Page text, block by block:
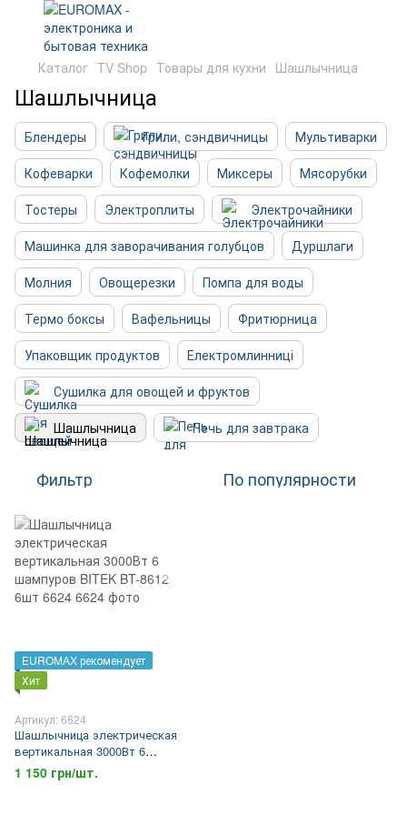
Каталог TV Shop Товары для кухни Шашлычница
Шашлычница
Блендеры Грили, сэндвичницы
Мультиварки
Кофеварки
Кофемолки Миксеры
Мясорубки
Тостеры
Электроплиты
Электрочайники
Машинка для заворачивания голубцов
Дуршлаги
Молния
Овощерезки
Помпа для воды
Термо боксы
Вафельницы
Фритюрница
Упаковщик продуктов
Електромлинниці
Сушилка для овощей и фруктов
Шашлычница
Печь для завтрака
Фильтр По популярности
EUROMAX рекомендует
Хит
Артикул: 6624
Шашлычница электрическая
вертикальная 3000Вт 6
шампуров BITEK BT-8612 6шт
6624
1 150 грн/шт.